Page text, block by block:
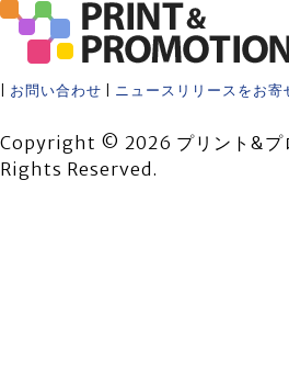
お問い合わせ ニュースリリースをお寄
Copyright © 2026 プリント&プ
Rights Reserved.